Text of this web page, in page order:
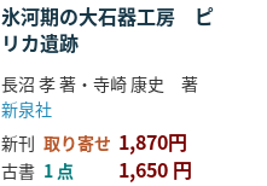
氷河期の大石器工房 ピ
リカ遺跡
長沼 孝 著・寺崎 康史 著
新泉社
新刊 取り寄せ 1,870円
古書 1 点 1,650 円